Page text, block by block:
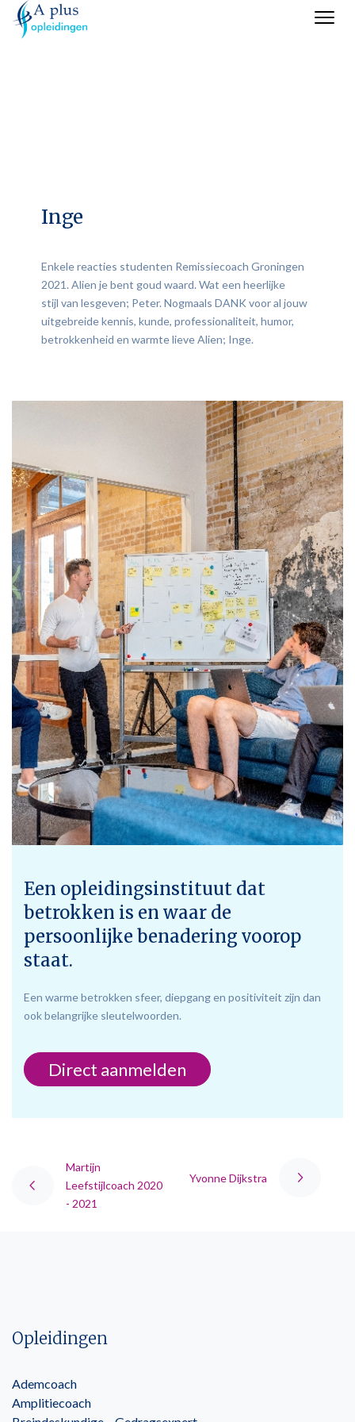
Inge
Enkele reacties studenten Remissiecoach Groningen
2021. Alien je bent goud waard. Wat een heerlijke
stijl van lesgeven; Peter. Nogmaals DANK voor al jouw
uitgebreide kennis, kunde, professionaliteit, humor,
betrokkenheid en warmte lieve Alien; Inge.
Een opleidingsinstituut dat
betrokken is en waar de
persoonlijke benadering voorop
staat.
Een warme betrokken sfeer, diepgang en positiviteit zijn dan
ook belangrijke sleutelwoorden.
Direct aanmelden
Martijn
Leefstijlcoach 2020
- 2021
Yvonne Dijkstra
Opleidingen
Ademcoach
Amplitiecoach